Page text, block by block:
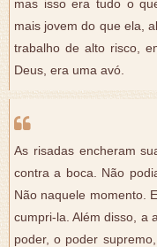
mas isso era tudo o
mais jovem do que ela,
trabalho de alto risco,
Deus, era uma avó.
As risadas encheram
contra a boca. Não
Não naquele momento.
cumpri-la. Além disso, a
poder, o poder